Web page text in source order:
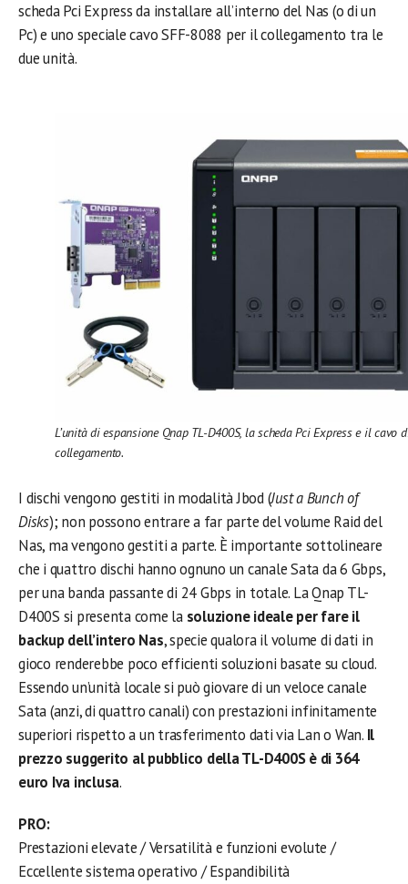
scheda Pci Express da installare all’interno del Nas (o di un
Pc) e uno speciale cavo SFF-8088 per il collegamento tra le
due unità.
L’unità di espansione Qnap TL-D400S, la scheda Pci Express e il cavo
collegamento.
I dischi vengono gestiti in modalità Jbod (Just a Bunch of
Disks); non possono entrare a far parte del volume Raid del
Nas, ma vengono gestiti a parte. È importante sottolineare
che i quattro dischi hanno ognuno un canale Sata da 6 Gbps,
per una banda passante di 24 Gbps in totale. La Qnap TL-
D400S si presenta come la soluzione ideale per fare il
backup dell’intero Nas, specie qualora il volume di dati in
gioco renderebbe poco efficienti soluzioni basate su cloud.
Essendo un’unità locale si può giovare di un veloce canale
Sata (anzi, di quattro canali) con prestazioni infinitamente
superiori rispetto a un trasferimento dati via Lan o Wan. Il
prezzo suggerito al pubblico della TL-D400S è di 364
euro Iva inclusa.
PRO:
Prestazioni elevate / Versatilità e funzioni evolute /
Eccellente sistema operativo / Espandibilità